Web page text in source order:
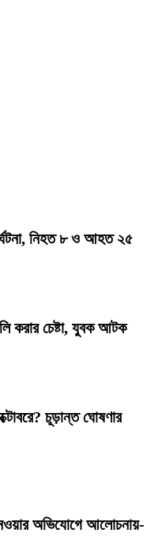
নিহত ৮ ও আহত ২৫
করার চেষ্টা, যুবক আটক
চূড়ান্ত ঘোষণার
অভিযোগে আলোচনায়-